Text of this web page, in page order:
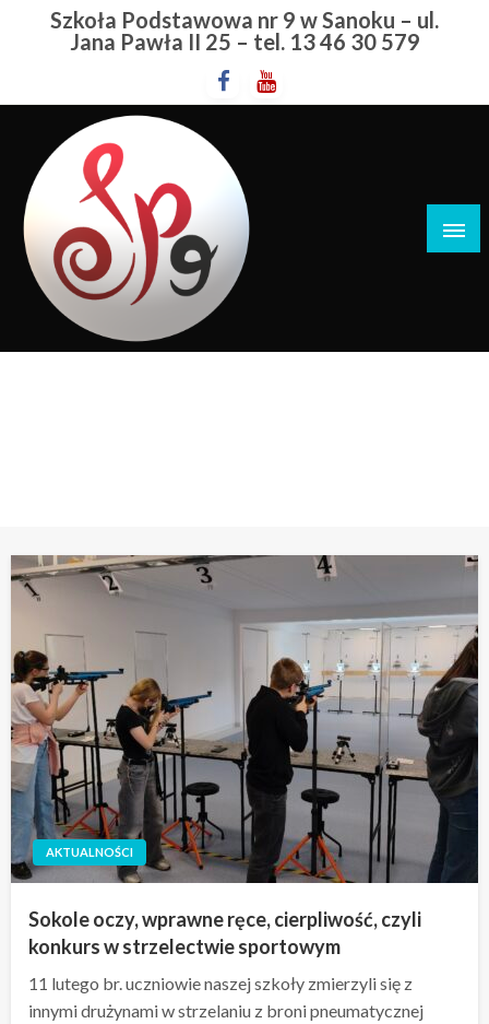
PrzejdźSzkoła Podstawowa nr 9 w Sanoku – ul.
Jana Pawła II 25 – tel. 13 46 30 579
AKTUALNOŚCI
Sokole oczy, wprawne ręce, cierpliwość, czyli
konkurs w strzelectwie sportowym
11 lutego br. uczniowie naszej szkoły zmierzyli się z
innymi drużynami w strzelaniu z broni pneumatycznej